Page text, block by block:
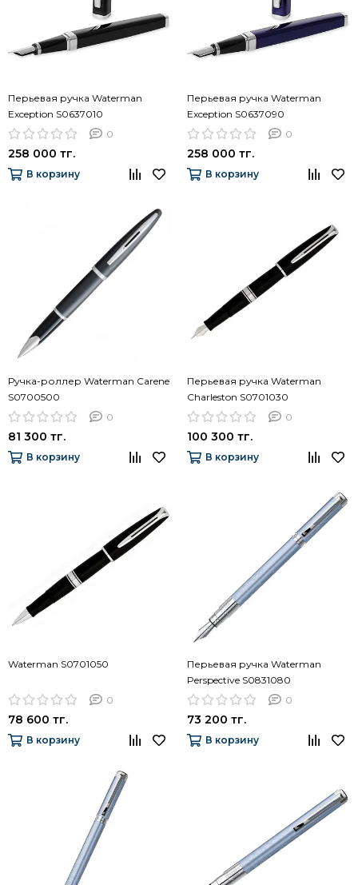
Перьевая ручка Waterman
Exception S0637010
0
258 000 тг.
В корзину
Перьевая ручка Waterman
Exception S0637090
0
258 000 тг.
В корзину
Ручка-роллер Waterman Carene
S0700500
0
81 300 тг.
В корзину
Перьевая ручка Waterman
Charleston S0701030
0
100 300 тг.
В корзину
Waterman S0701050
0
78 600 тг.
В корзину
Перьевая ручка Waterman
Perspective S0831080
0
73 200 тг.
В корзину